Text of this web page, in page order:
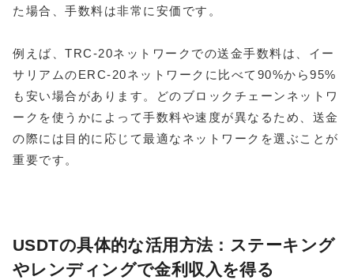
た場合、手数料は非常に安価です。
例えば、TRC-20ネットワークでの送金手数料は、イー
サリアムのERC-20ネットワークに比べて90%から95%
も安い場合があります。どのブロックチェーンネットワ
ークを使うかによって手数料や速度が異なるため、送金
の際には目的に応じて最適なネットワークを選ぶことが
重要です。
USDTの具体的な活用方法：ステーキング
やレンディングで金利収入を得る